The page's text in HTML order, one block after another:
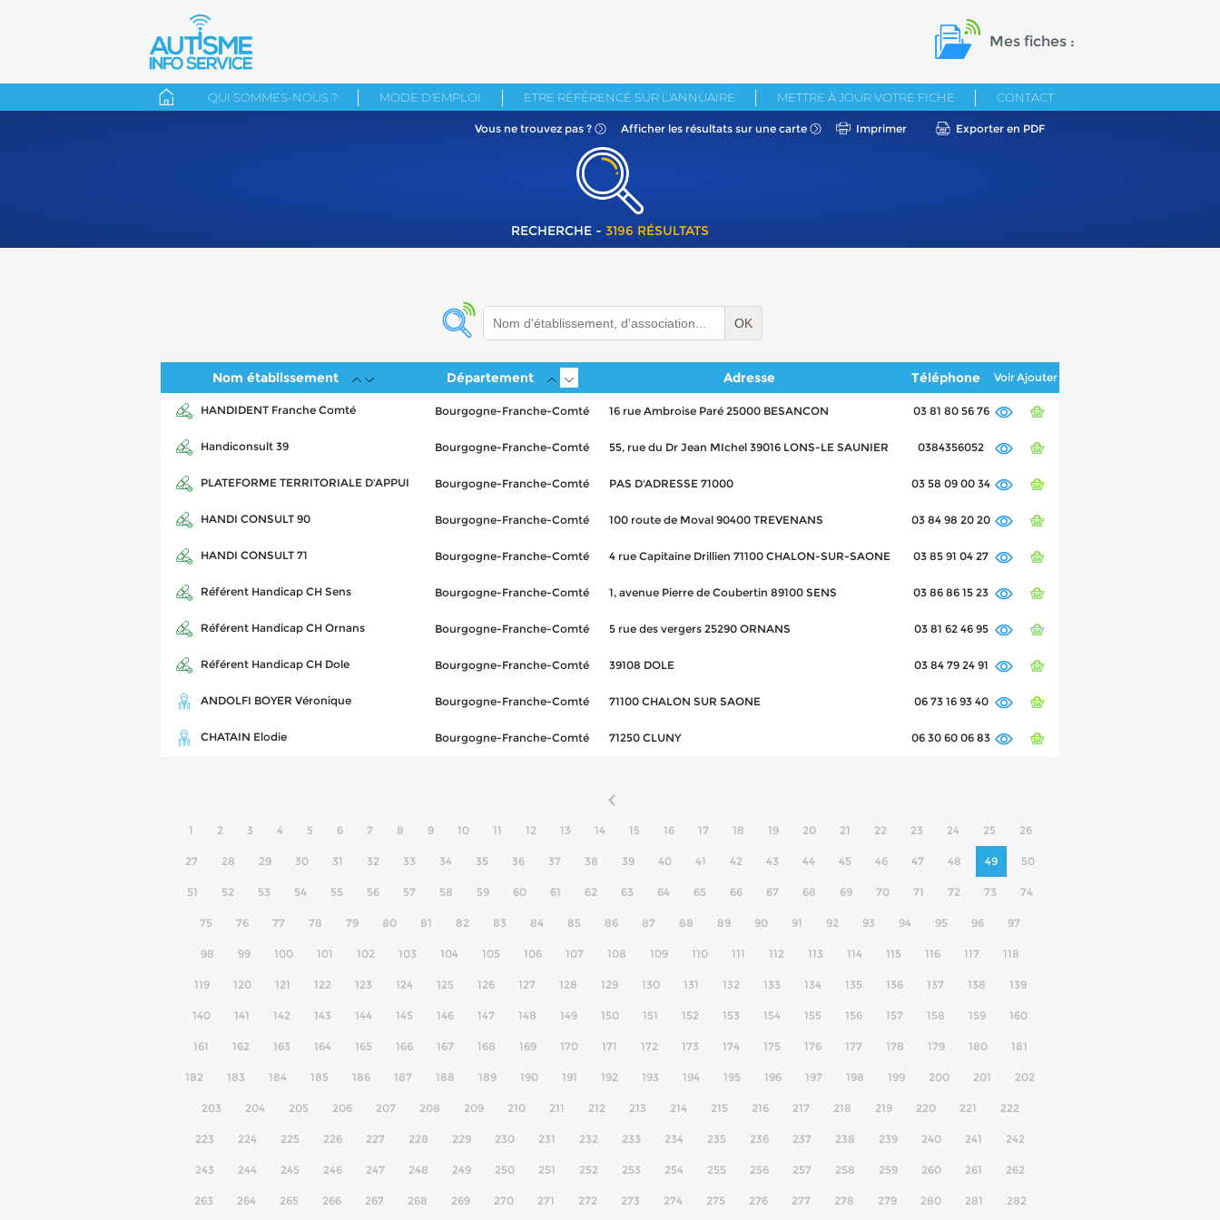
Mes fiches :
QUI SOMMES-NOUS ? MODE D'EMPLOI ETRE RÉFÉRENCÉ SUR L'ANNUAIRE METTRE À JOUR VOTRE FICHE CONTACT
Vous ne trouvez pas ? Afficher les résultats sur une carte Imprimer Exporter en PDF
RECHERCHE - 3196 RÉSULTATS
OK
Nom établissement Département Adresse Téléphone VoirAjouter
HANDIDENT Franche Comté Bourgogne-Franche-Comté 16 rue Ambroise Paré 25000 BESANCON 03 81 80 56 76
Handiconsult 39 Bourgogne-Franche-Comté 55, rue du Dr Jean MIchel 39016 LONS-LE SAUNIER 0384356052
PLATEFORME TERRITORIALE D'APPUI Bourgogne-Franche-Comté PAS D'ADRESSE 71000 03 58 09 00 34
HANDI CONSULT 90 Bourgogne-Franche-Comté 100 route de Moval 90400 TREVENANS 03 84 98 20 20
HANDI CONSULT 71 Bourgogne-Franche-Comté 4 rue Capitaine Drillien 71100 CHALON-SUR-SAONE 03 85 91 04 27
Référent Handicap CH Sens Bourgogne-Franche-Comté 1, avenue Pierre de Coubertin 89100 SENS 03 86 86 15 23
Référent Handicap CH Ornans Bourgogne-Franche-Comté 5 rue des vergers 25290 ORNANS 03 81 62 46 95
Référent Handicap CH Dole Bourgogne-Franche-Comté 39108 DOLE 03 84 79 24 91
ANDOLFI BOYER Véronique Bourgogne-Franche-Comté 71100 CHALON SUR SAONE 06 73 16 93 40
CHATAIN Elodie Bourgogne-Franche-Comté 71250 CLUNY 06 30 60 06 83
1 2 3 4 5 6 7 8 9 10 11 12 13 14 15 16 17 18 19 20 21 22 23 24 25 26
27 28 29 30 31 32 33 34 35 36 37 38 39 40 41 42 43 44 45 46 47 48 49 50
51 52 53 54 55 56 57 58 59 60 61 62 63 64 65 66 67 68 69 70 71 72 73 74
75 76 77 78 79 80 81 82 83 84 85 86 87 88 89 90 91 92 93 94 95 96 97
98 99 100 101 102 103 104 105 106 107 108 109 110 111 112 113 114 115 116 117 118
119 120 121 122 123 124 125 126 127 128 129 130 131 132 133 134 135 136 137 138 139
140 141 142 143 144 145 146 147 148 149 150 151 152 153 154 155 156 157 158 159 160
161 162 163 164 165 166 167 168 169 170 171 172 173 174 175 176 177 178 179 180 181
182 183 184 185 186 187 188 189 190 191 192 193 194 195 196 197 198 199 200 201 202
203 204 205 206 207 208 209 210 211 212 213 214 215 216 217 218 219 220 221 222
223 224 225 226 227 228 229 230 231 232 233 234 235 236 237 238 239 240 241 242
243 244 245 246 247 248 249 250 251 252 253 254 255 256 257 258 259 260 261 262
263 264 265 266 267 268 269 270 271 272 273 274 275 276 277 278 279 280 281 282